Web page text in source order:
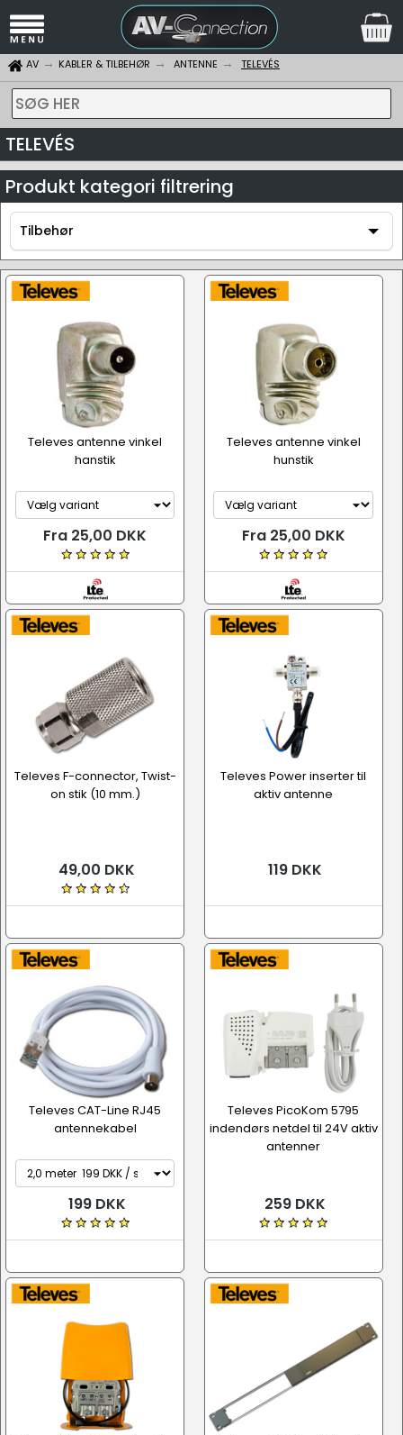
AV KABLER & TILBEHØR ANTENNE TELEVÉS
SØG HER
TELEVÉS
Produkt kategori filtrering
Tilbehør
Tilbehør
Televes antenne vinkel
hanstik
Fra 25,00 DKK
Televes antenne vinkel
hunstik
Fra 25,00 DKK
Televes F-connector, Twist-
on stik (10 mm.)
49,00 DKK
Televes Power inserter til
aktiv antenne
119 DKK
Televes CAT-Line RJ45
antennekabel
199 DKK
Televes PicoKom 5795
indendørs netdel til 24V aktiv
antenner
259 DKK